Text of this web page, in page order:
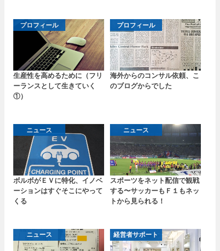
プロフィール
生産性を高めるために（フリ
ーランスとして生きていく
①）
プロフィール
海外からのコンサル依頼、こ
のブログからでした
ニュース
ボルボがＥＶに特化、イノベ
ーションはすぐそこにやって
くる
ニュース
スポーツをネット配信で観戦
する〜サッカーもＦ１もネッ
トから見られる！
ニュース 経営者サポート